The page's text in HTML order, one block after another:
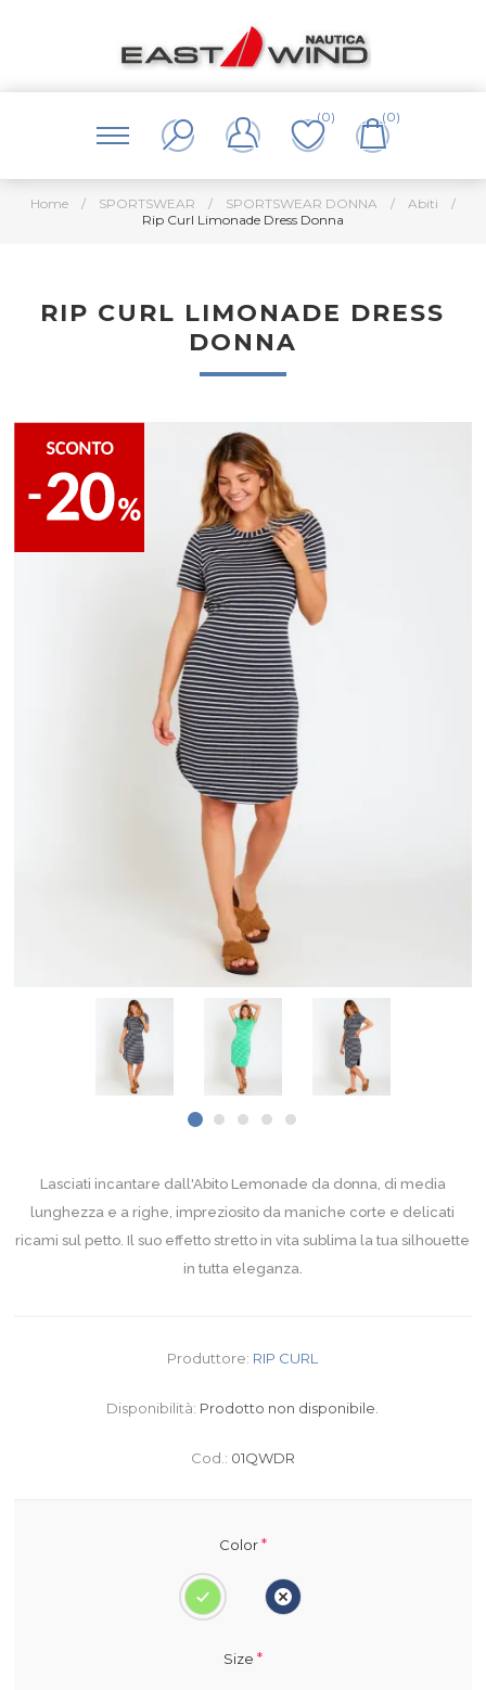
(0) (0)
Home / SPORTSWEAR / SPORTSWEAR DONNA / Abiti
/
Rip Curl Limonade Dress Donna
RIP CURL LIMONADE DRESS
DONNA
Lasciati incantare dall'Abito Lemonade da donna, di media
lunghezza e a righe, impreziosito da maniche corte e delicati
ricami sul petto. Il suo effetto stretto in vita sublima la tua silhouette
in tutta eleganza.
Produttore: RIP CURL
Disponibilità: Prodotto non disponibile.
Cod.: 01QWDR
Color*
Size *